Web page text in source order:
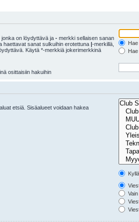
on löydyttävä ja - merkki sellaisen sanan
haettavat sanat sulkuihin erotettuna |-merkillä,
Käytä *-merkkiä jokerimerkkinä
osittaisiin hakuihin
etsiä. Sisäalueet voidaan hakea